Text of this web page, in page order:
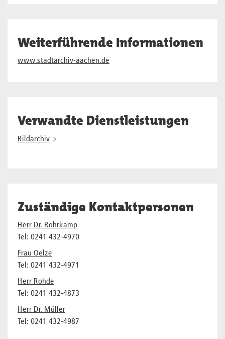
Weiterführende Informationen
www.stadtarchiv-aachen.de
Verwandte Dienstleistungen
Bildarchiv
Zuständige Kontaktpersonen
Herr Dr. Rohrkamp
Tel: 0241 432-4970
Frau Oelze
Tel: 0241 432-4971
Herr Rohde
Tel: 0241 432-4873
Herr Dr. Müller
Tel: 0241 432-4987